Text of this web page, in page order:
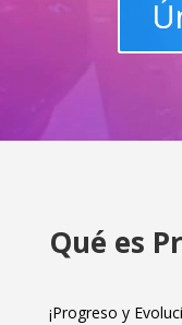
Qué es
¡Progreso y